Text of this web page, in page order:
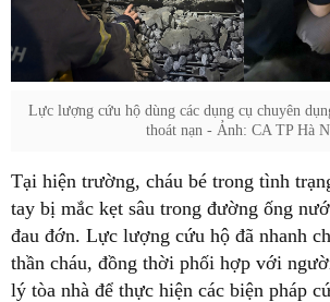
Lực lượng cứu hộ dùng các dụng cụ chuyên
thoát nạn - Ảnh: CA TP Hà
Tại hiện trường, cháu bé trong tình
tay bị mắc kẹt sâu trong đường ống
đau đớn. Lực lượng cứu hộ đã nhanh
thần cháu, đồng thời phối hợp với
lý tòa nhà để thực hiện các biện pháp